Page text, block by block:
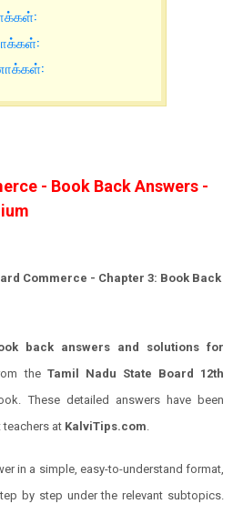
- Book Back Answers -
Commerce - Chapter 3: Book Back
back answers and solutions for
the Tamil Nadu State Board 12th
These detailed answers have been
teachers at KalviTips.com.
in a simple, easy-to-understand format,
by step under the relevant subtopics.